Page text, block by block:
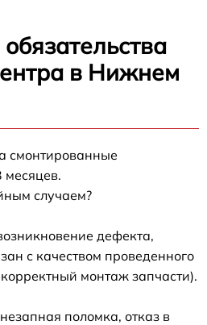
в Нижнем
смонтированные
случаем?
дефекта,
с качеством проведенного
монтаж запчасти).
поломка, отказ в